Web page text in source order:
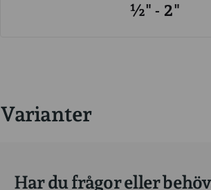
½" - 2"
Varianter
Har du frågor eller